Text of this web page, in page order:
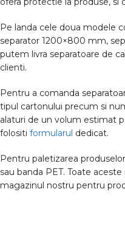
Pe landa cele doua modele
separator 1200×800 mm,
putem livra separatoare de
clienti.
Pentru a comanda
tipul cartonului precum si
alaturi de un volum estimat
folositi formularul dedicat.
Pentru paletizarea
sau banda PET. Toate
magazinul nostru pentru